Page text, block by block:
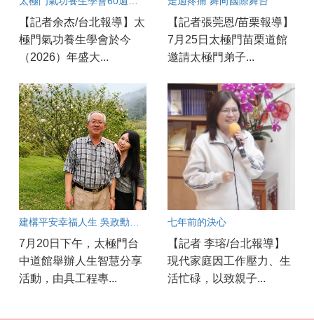
【記者余杰/台北報導】太
極門氣功養生學會於今
（2026）年盛大...
【記者張莞恩/苗栗報導】
7月25日太極門苗栗道館
邀請太極門弟子...
建構平安幸福人生 吳政勳分享以良心與正能量守護工安
7月20日下午，太極門台
中道館舉辦人生智慧分享
活動，由具工程專...
七年前的決心
【記者 李瑢/台北報導】
現代家庭因工作壓力、生
活忙碌，以致親子...